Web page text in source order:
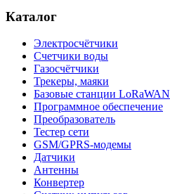
Каталог
Электросчётчики
Счетчики воды
Газосчётчики
Трекеры, маяки
Базовые станции LoRaWAN
Программное обеспечение
Преобразователь
Тестер сети
GSM/GPRS-модемы
Датчики
Антенны
Конвертер